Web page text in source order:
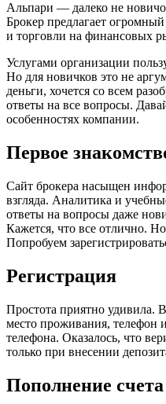
Альпари — далеко не
Брокер предлагает
и торговли на финансовых
Услугами организации
Но для новичков это не
деньги, хочется со всем
ответы на все вопросы.
особенностях компании.
Первое
Сайт брокера насыщен
взгляда. Аналитика и
ответы на вопросы даже
Кажется, что все отлично.
Попробуем
Регистрация
Простота приятно удивила.
место проживания, телефон
телефона. Оказалось, что
только при внесении
Пополнение